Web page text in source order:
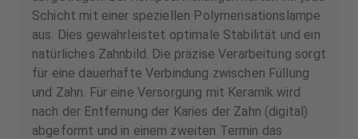
Schicht mit einer speziellen Polymerisationslampe
aus. Dies gewährleistet optimale Stabilität und ein
natürliches Zahnbild. Die präzise Verarbeitung sorgt
für eine dauerhafte Verbindung zwischen Füllung
und Zahn. Für eine Versorgung mit Keramik wird
nach der Entfernung der Karies der Zahn (digital)
abgeformt und in einem zweiten Termin das